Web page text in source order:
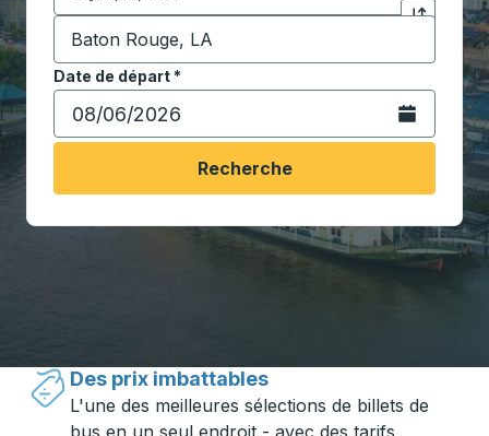
Cliquez
Commencez à saisir la ville de destination pour
Date de départ*
Tapez la date au format date Barre oblique du mois à
Ouvrez le
Recherche
Des prix imbattables
L'une des meilleures sélections de billets de
bus en un seul endroit - avec des tarifs